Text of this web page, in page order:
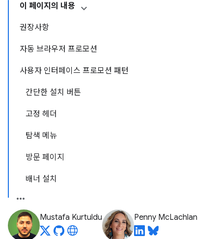
이 페이지의 내용
권장사항
자동 브라우저 프로모션
사용자 인터페이스 프로모션 패턴
간단한 설치 버튼
고정 헤더
탐색 메뉴
방문 페이지
배너 설치
Mustafa Kurtuldu Penny McLachlan